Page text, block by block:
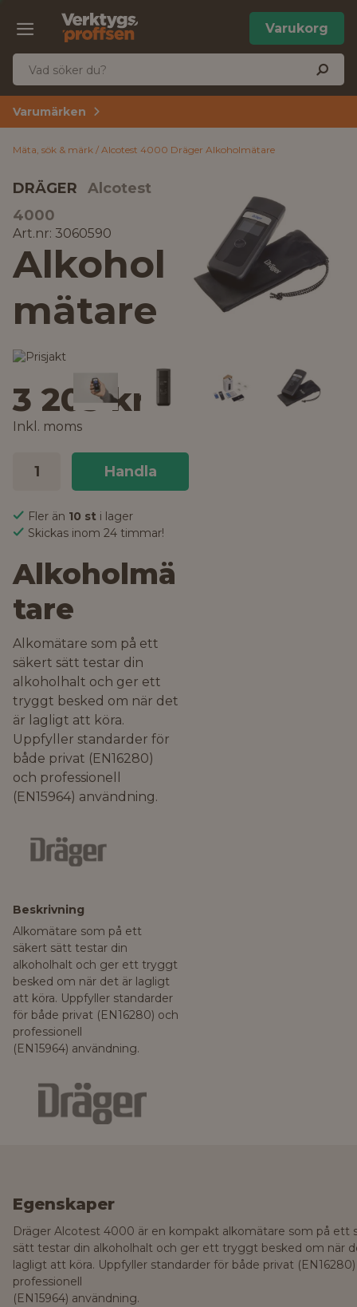
Varukorg
Varumärken
Mäta, sök & märk Alcotest 4000 Dräger Alkoholmätare
DRÄGER
Alcotest
4000
Art.nr: 3060590
Alkohol
mätare
3 203 kr
Inkl. moms
Handla
Fler än 10 st i lager
Skickas inom 24 timmar!
Alkoholmä
tare
Alkomätare som på ett
säkert sätt testar din
alkoholhalt och ger ett
tryggt besked om när det
är lagligt att köra.
Uppfyller standarder för
både privat (EN16280)
och professionell
(EN15964) användning.
Beskrivning
Alkomätare som på ett
säkert sätt testar din
alkoholhalt och ger ett tryggt
besked om när det är lagligt
att köra. Uppfyller standarder
för både privat (EN16280) och
professionell
(EN15964) användning.
Egenskaper
Dräger Alcotest 4000 är en kompakt alkomätare som på ett
sätt testar din alkoholhalt och ger ett tryggt besked om när
lagligt att köra. Uppfyller standarder för både privat
professionell
(EN15964) användning.